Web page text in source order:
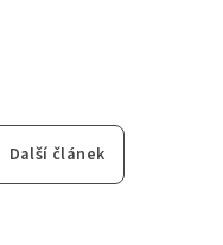
Další článek